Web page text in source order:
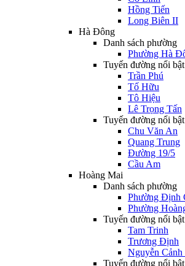
Hồng Tiến
Long Biên II
Hà Đông
Danh sách phường
Phường Hà
Tuyến đường nổi bật
Trần Phú
Tố Hữu
Tô Hiệu
Lê Trọng Tấn
Tuyến đường nổi bật
Chu Văn An
Quang Trung
Đường 19/5
Cầu Am
Hoàng Mai
Danh sách phường
Phường Định
Phường
Tuyến đường nổi bật
Tam Trinh
Trương Định
Nguyễn Cảnh
Tuyến đường nổi bật